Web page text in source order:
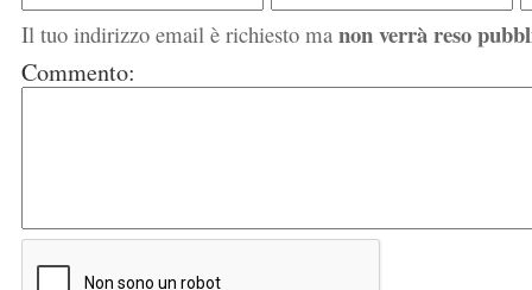
Il tuo indirizzo email è richiesto ma non verrà reso
Commento: